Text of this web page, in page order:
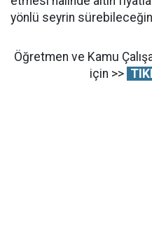
yönlü seyrin
Öğretmen ve Kamu
için >>